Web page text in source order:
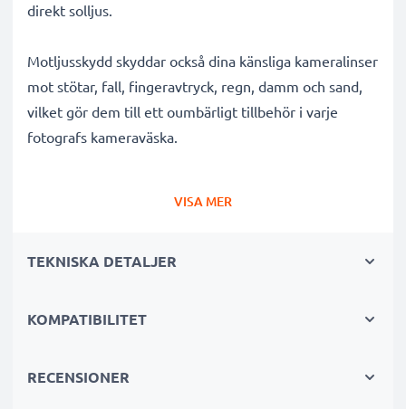
direkt solljus.
Motljusskydd skyddar också dina känsliga kameralinser
mot stötar, fall, fingeravtryck, regn, damm och sand,
vilket gör dem till ett oumbärligt tillbehör i varje
fotografs kameraväska.
videokameror, systemkameror och mer
✔ Tar bort oönskat motljus, sidoljusblänk och
VISA MER
TEKNISKA DETALJER
KOMPATIBILITET
RECENSIONER